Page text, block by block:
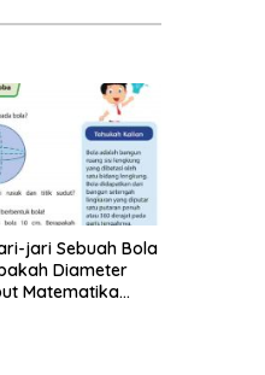
jari Sebuah Bola
Diameter
Matematika